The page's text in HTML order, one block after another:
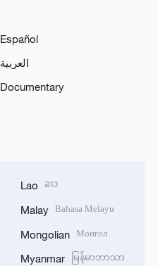
Español
العربية
Documentary
Lao ລາວ
Malay Bahasa Melayu
Mongolian Монгол
Myanmar မြန်မာဘာသာ